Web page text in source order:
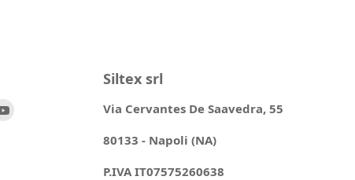
Siltex srl
Via Cervantes De Saavedra, 55
80133 - Napoli (NA)
P.IVA IT07575260638